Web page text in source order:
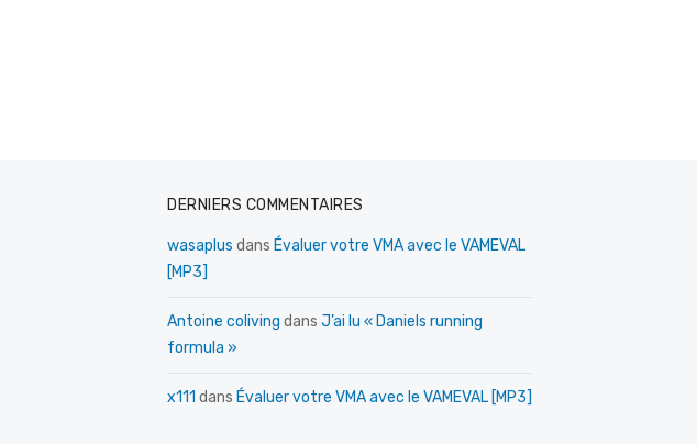
DERNIERS COMMENTAIRES
wasaplus dans Évaluer votre VMA avec le VAMEVAL
[MP3]
Antoine coliving dans J’ai lu « Daniels running
formula »
x111 dans Évaluer votre VMA avec le VAMEVAL [MP3]